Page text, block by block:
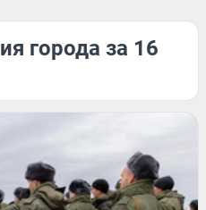
города за 16